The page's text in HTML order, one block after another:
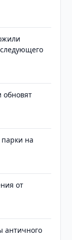
обновят
на
от
античного